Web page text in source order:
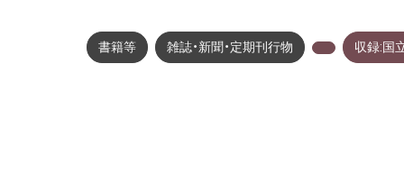
書籍等 雑誌・新聞・定期刊行物 収録:国